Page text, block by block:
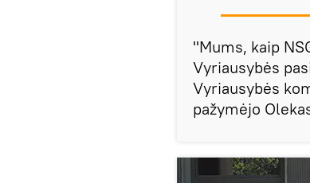
"Mums, kaip
Vyriausybės
Vyriausybės
pažymėjo